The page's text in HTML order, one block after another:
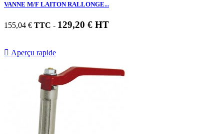
VANNE M/F LAITON RALLONGE...
155,04 € TTC - 129,20 € HT
 Aperçu rapide